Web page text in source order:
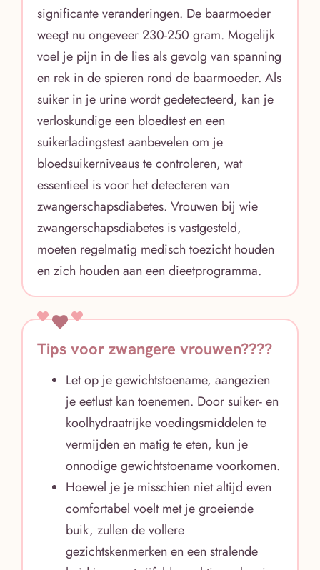
significante veranderingen. De baarmoeder
weegt nu ongeveer 230-250 gram. Mogelijk
voel je pijn in de lies als gevolg van spanning
en rek in de spieren rond de baarmoeder. Als
suiker in je urine wordt gedetecteerd, kan je
verloskundige een bloedtest en een
suikerladingstest aanbevelen om je
bloedsuikerniveaus te controleren, wat
essentieel is voor het detecteren van
zwangerschapsdiabetes. Vrouwen bij wie
zwangerschapsdiabetes is vastgesteld,
moeten regelmatig medisch toezicht houden
en zich houden aan een dieetprogramma.
Tips voor zwangere vrouwen????
Let op je gewichtstoename, aangezien
je eetlust kan toenemen. Door suiker- en
koolhydraatrijke voedingsmiddelen te
vermijden en matig te eten, kun je
onnodige gewichtstoename voorkomen.
Hoewel je je misschien niet altijd even
comfortabel voelt met je groeiende
buik, zullen de vollere
gezichtskenmerken en een stralende